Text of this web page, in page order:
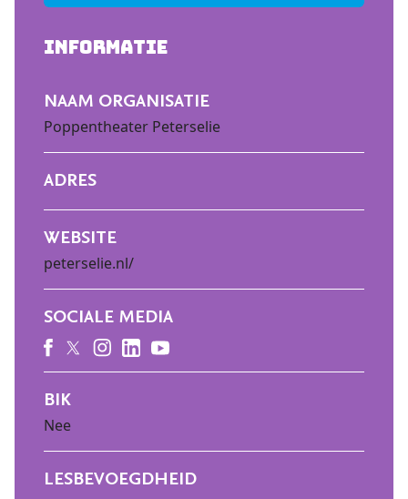
INFORMATIE
NAAM ORGANISATIE
Poppentheater Peterselie
ADRES
WEBSITE
peterselie.nl/
SOCIALE MEDIA
BIK
Nee
LESBEVOEGDHEID